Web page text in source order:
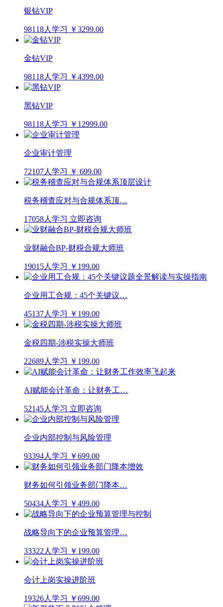
银钻VIP
98118人学习 ￥3299.00
金钻VIP
98118人学习 ￥4399.00
黑钻VIP
98118人学习 ￥12999.00
企业审计管理
72107人学习 ￥ 699.00
税务稽查应对与合规体系顶…
17058人学习 立即咨询
业财融合BP-财税合规大师班
19015人学习 ￥199.00
企业用工合规：45个关键议…
45137人学习 ￥199.00
金税四期-涉税实操大师班
22689人学习 ￥199.00
AI赋能会计革命：让财务工…
52145人学习 立即咨询
企业内部控制与风险管理
93394人学习 ￥699.00
财务如何引领业务部门降本…
50434人学习 ￥499.00
战略导向下的企业预算管理…
33322人学习 ￥199.00
会计上岗实操进阶班
19326人学习 ￥699.00